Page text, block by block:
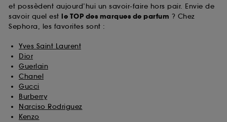
et possèdent aujourd’hui un savoir-faire hors pair. Envie de
savoir quel est le TOP des marques de parfum ? Chez
Sephora, les favorites sont :
Yves Saint Laurent
Dior
Guerlain
Chanel
Gucci
Burberry
Narciso Rodriguez
Kenzo